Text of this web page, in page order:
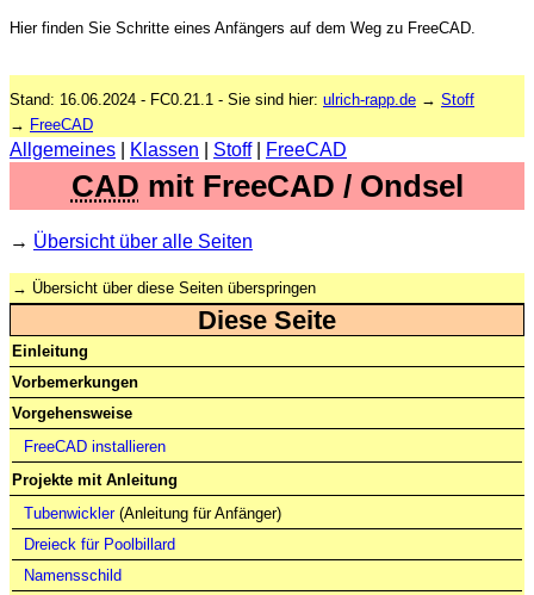
Hier finden Sie Schritte eines Anfängers auf dem Weg zu FreeCAD.
Stand: 16.06.2024 - FC0.21.1 - Sie sind hier: ulrich-rapp.de → Stoff
→ FreeCAD
Allgemeines Klassen Stoff| FreeCAD
CAD mit FreeCAD / Ondsel
→ Übersicht über alle Seiten
→ Übersicht über diese Seiten überspringen
Diese Seite
Einleitung
Vorbemerkungen
Vorgehensweise
FreeCAD installieren
Projekte mit Anleitung
Tubenwickler(Anleitung für Anfänger)
Dreieck für Poolbillard
Namensschild